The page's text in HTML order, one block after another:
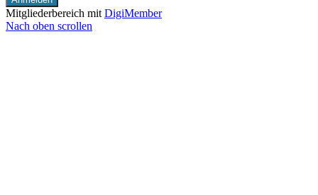
Mitgliederbereich mit DigiMember
Nach oben scrollen